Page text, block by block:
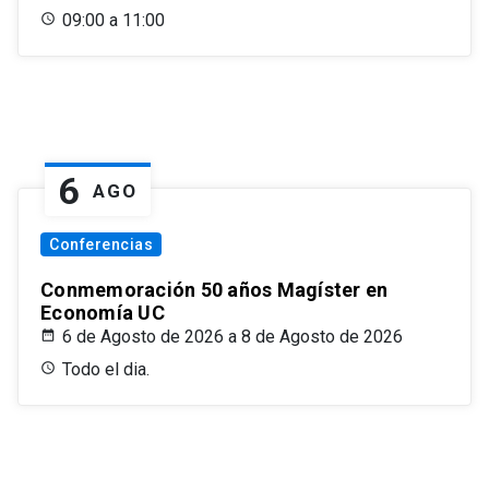
09:00 a 11:00
6 AGO
Conferencias
Conmemoración 50 años Magíster en
Economía UC
6 de Agosto de 2026 a 8 de Agosto de 2026
Todo el dia.